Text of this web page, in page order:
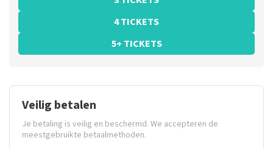
4 TICKETS
5+ TICKETS
Veilig betalen
Je betaling is veilig en beschermd. We accepteren de
meestgebruikte betaalmethoden.